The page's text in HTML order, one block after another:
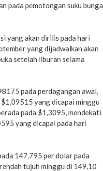
pada pemotongan suku bunga
yang akan dirilis pada hari
yang dijadwalkan akan
setelah liburan selama
pada perdagangan awal,
yang dicapai minggu
pada $1,3095, mendekati
yang dicapai pada hari
147,795 per dolar pada
tujuh minggu di 149,10